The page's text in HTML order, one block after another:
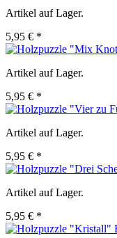
Artikel auf Lager.
5,95 € *
Artikel auf Lager.
5,95 € *
Artikel auf Lager.
5,95 € *
Artikel auf Lager.
5,95 € *